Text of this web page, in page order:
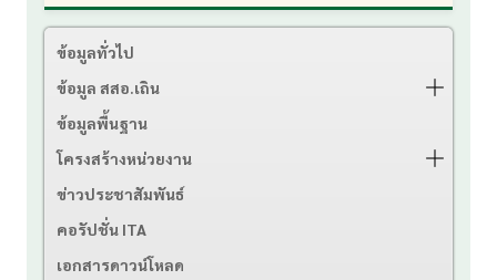
ข้อมูลทั่วไป
ข้อมูล สสอ.เถิน
ข้อมูลพื้นฐาน
โครงสร้างหน่วยงาน
ข่าวประชาสัมพันธ์
คอรัปชั่น ITA
เอกสารดาวน์โหลด